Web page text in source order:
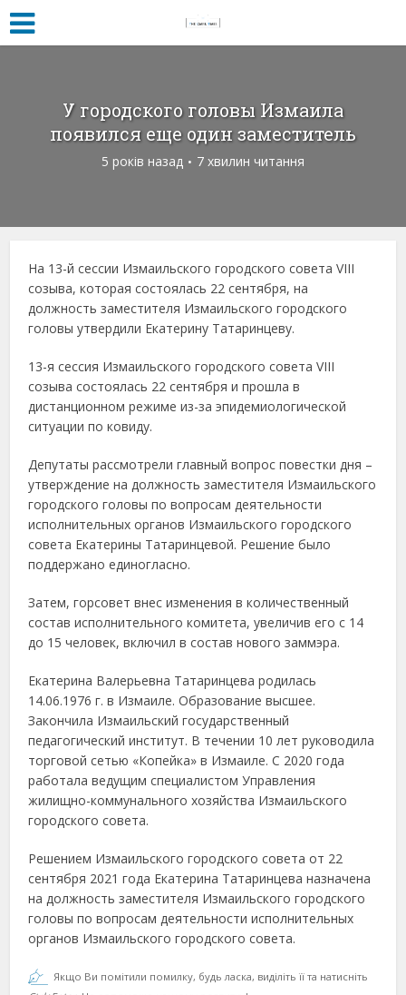
У городского головы Измаила
появился еще один заместитель
5 років назад 7 хвилин читання
На 13-й сессии Измаильского городского совета VIII
созыва, которая состоялась 22 сентября, на
должность заместителя Измаильского городского
головы утвердили Екатерину Татаринцеву.
13-я сессия Измаильского городского совета VIII
созыва состоялась 22 сентября и прошла в
дистанционном режиме из-за эпидемиологической
ситуации по ковиду.
Депутаты рассмотрели главный вопрос повестки дня –
утверждение на должность заместителя Измаильского
городского головы по вопросам деятельности
исполнительных органов Измаильского городского
совета Екатерины Татаринцевой. Решение было
поддержано единогласно.
Затем, горсовет внес изменения в количественный
состав исполнительного комитета, увеличив его с 14
до 15 человек, включил в состав нового заммэра.
Екатерина Валерьевна Татаринцева родилась
14.06.1976 г. в Измаиле. Образование высшее.
Закончила Измаильский государственный
педагогический институт. В течении 10 лет руководила
торговой сетью «Копейка» в Измаиле. С 2020 года
работала ведущим специалистом Управления
жилищно-коммунального хозяйства Измаильского
городского совета.
Решением Измаильского городского совета от 22
сентября 2021 года Екатерина Татаринцева назначена
на должность заместителя Измаильского городского
головы по вопросам деятельности исполнительных
органов Измаильского городского совета.
Якщо Ви помітили помилку, будь ласка, виділіть її та натисніть